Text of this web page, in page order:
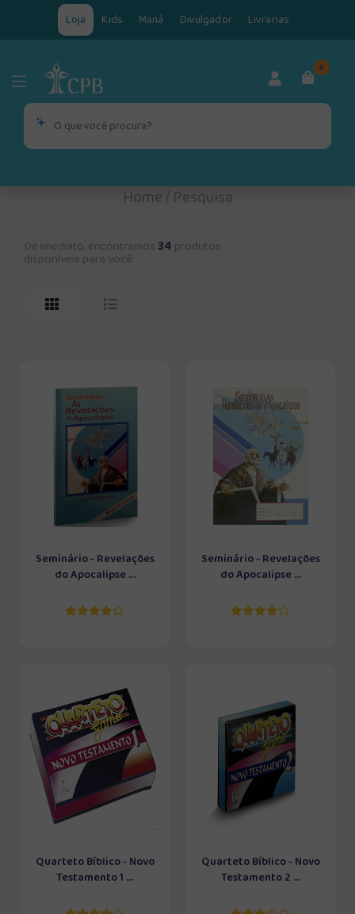
Loja Kids Maná Divulgador Livrarias
0
Home/Pesquisa
De imediato, encontramos34 produtos
disponíveis para você
Seminário - Revelações
do Apocalipse ...
Seminário - Revelações
do Apocalipse ...
Quarteto Bíblico - Novo
Testamento 1 ...
Quarteto Bíblico - Novo
Testamento 2 ...